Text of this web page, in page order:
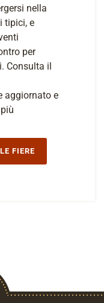
nella
tipici, e
per
Consulta il
aggiornato e
FIERE